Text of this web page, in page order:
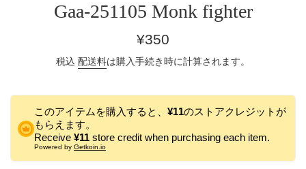
Gaa-251105 Monk fighter
通
価
¥350
税込 配送料は購入手続き時に計算されます。
このアイテムを購入すると、 ¥11のストアクレジットが
もらえます。
Receive ¥11 store credit when purchasing each item.
Powered by Getkoin.io